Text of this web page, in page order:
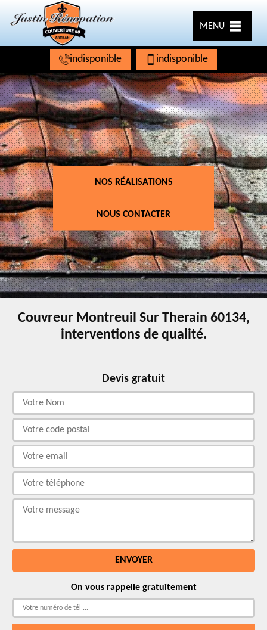
MENU
indisponible indisponible
NOS RÉALISATIONS
NOUS CONTACTER
Couvreur Montreuil Sur Therain 60134,
interventions de qualité.
Devis gratuit
On vous rappelle gratuitement